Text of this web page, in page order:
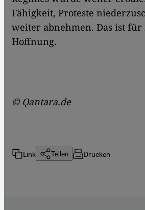
Fähigkeit, Proteste
weiter abnehmen. Das ist
Hoffnung.
© Qantara.de
Link Teilen Drucken